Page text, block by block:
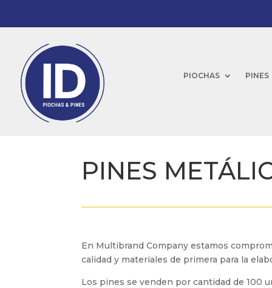
PIOCHAS PINES
PINES
En Multibrand Company estamos
calidad y materiales de primera para la
Los pines se venden por cantidad de 100